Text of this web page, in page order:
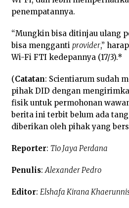
penempatannya.
“Mungkin bisa ditinjau ulang
bisa mengganti provider,”
Wi-Fi FTI kedepannya (17/3).*
(Catatan: Scientiarum sudah
pihak DID dengan
fisik untuk permohonan
berita ini terbit belum ada
diberikan oleh pihak yang
Reporter: Tio Jaya Perdana
Penulis: Alexander Pedro
Editor: Elshafa Kirana